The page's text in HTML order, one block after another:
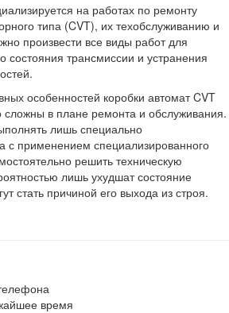
на работах по ремонту
типа (CVT), их техобслуживанию и
произвести все виды работ для
состояния трансмиссии и устранения
особенностей коробки автомат CVT
сложны в плане ремонта и обслуживания.
лишь специально
с применением специализированного
решить техническую
лишь ухудшат состояние
стать причиной его выхода из строя.
время